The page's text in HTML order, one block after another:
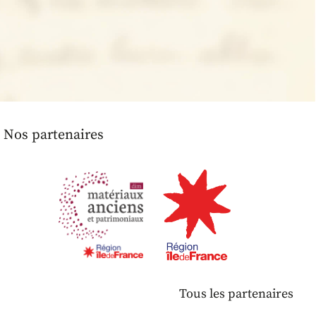
Nos partenaires
Tous les partenaires